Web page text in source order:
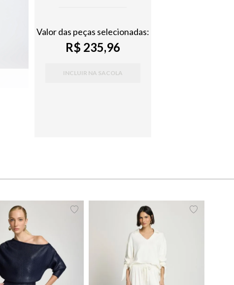
Valor das peças selecionadas:
R$ 235,96
INCLUIR NA SACOLA